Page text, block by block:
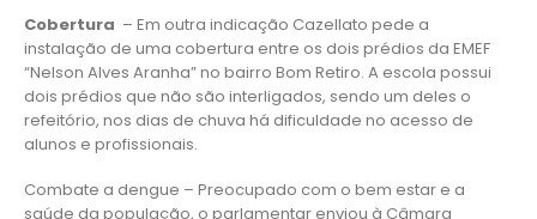
Cobertura – Em outra indicação Cazellato pede a
instalação de uma cobertura entre os dois prédios da EMEF
“Nelson Alves Aranha” no bairro Bom Retiro. A escola possui
dois prédios que não são interligados, sendo um deles o
refeitório, nos dias de chuva há dificuldade no acesso de
alunos e profissionais.
Combate a dengue – Preocupado com o bem estar e a
saúde da população, o parlamentar enviou à Câmara